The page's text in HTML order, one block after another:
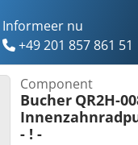
Informeer nu
+49 201 857 861 51
Component
Bucher QR2H-
- ! -